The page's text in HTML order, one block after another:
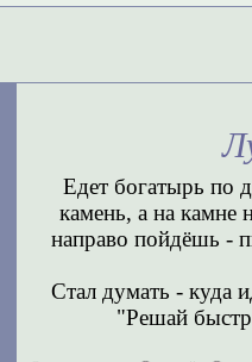
Едет богатырь по
камень, а на
направо пойдёшь -
Стал думать - куда
"Решай